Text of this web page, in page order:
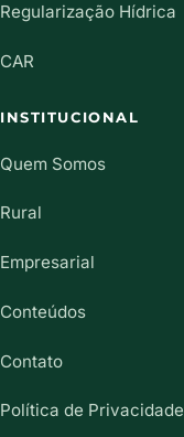
Regularização Hídrica
CAR
INSTITUCIONAL
Quem Somos
Rural
Empresarial
Conteúdos
Contato
Política de Privacidade